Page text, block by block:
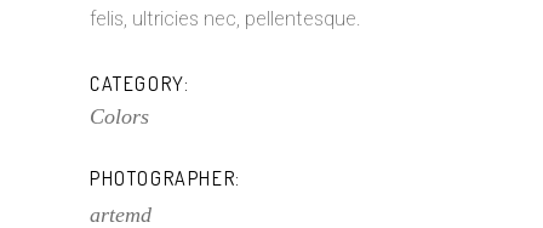
felis, ultricies nec, pellentesque.
CATEGORY:
Colors
PHOTOGRAPHER:
artemd